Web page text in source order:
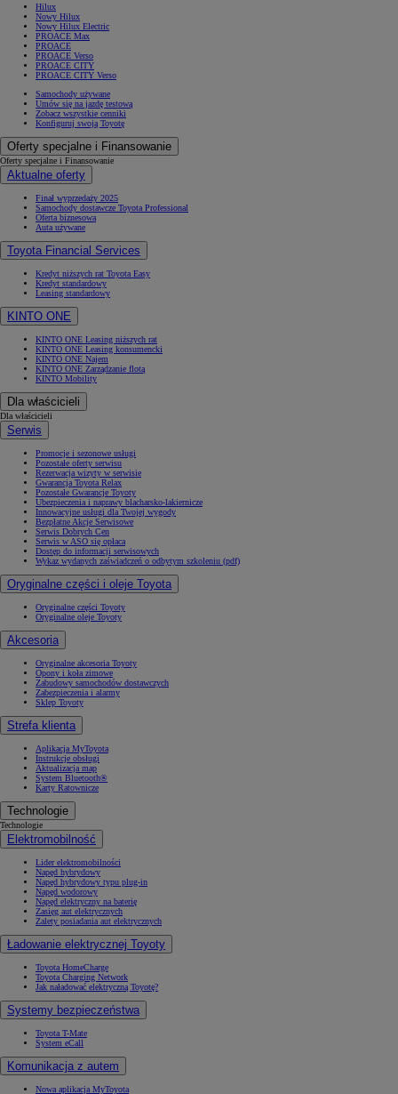
Hilux
Nowy Hilux
Nowy Hilux Electric
PROACE Max
PROACE
PROACE Verso
PROACE CITY
PROACE CITY Verso
Samochody używane
Umów się na jazdę testową
Zobacz wszystkie cenniki
Konfiguruj swoją Toyotę
Oferty specjalne i Finansowanie
Oferty specjalne i Finansowanie
Aktualne oferty
Finał wyprzedaży 2025
Samochody dostawcze Toyota Professional
Oferta biznesowa
Auta używane
Toyota Financial Services
Kredyt niższych rat Toyota Easy
Kredyt standardowy
Leasing standardowy
KINTO ONE
KINTO ONE Leasing niższych rat
KINTO ONE Leasing konsumencki
KINTO ONE Najem
KINTO ONE Zarządzanie flotą
KINTO Mobility
Dla właścicieli
Dla właścicieli
Serwis
Promocje i sezonowe usługi
Pozostałe oferty serwisu
Rezerwacja wizyty w serwisie
Gwarancja Toyota Relax
Pozostałe Gwarancje Toyoty
Ubezpieczenia i naprawy blacharsko-lakiernicze
Innowacyjne usługi dla Twojej wygody
Bezpłatne Akcje Serwisowe
Serwis Dobrych Cen
Serwis w ASO się opłaca
Dostęp do informacji serwisowych
Wykaz wydanych zaświadczeń o odbytym szkoleniu (pdf)
Oryginalne części i oleje Toyota
Oryginalne części Toyoty
Oryginalne oleje Toyoty
Akcesoria
Oryginalne akcesoria Toyoty
Opony i koła zimowe
Zabudowy samochodów dostawczych
Zabezpieczenia i alarmy
Sklep Toyoty
Strefa klienta
Aplikacja MyToyota
Instrukcje obsługi
Aktualizacja map
System Bluetooth®
Karty Ratownicze
Technologie
Technologie
Elektromobilność
Lider elektromobilności
Napęd hybrydowy
Napęd hybrydowy typu plug-in
Napęd wodorowy
Napęd elektryczny na baterię
Zasięg aut elektrycznych
Zalety posiadania aut elektrycznych
Ładowanie elektrycznej Toyoty
Toyota HomeCharge
Toyota Charging Network
Jak naładować elektryczną Toyotę?
Systemy bezpieczeństwa
Toyota T-Mate
System eCall
Komunikacja z autem
Nowa aplikacja MyToyota